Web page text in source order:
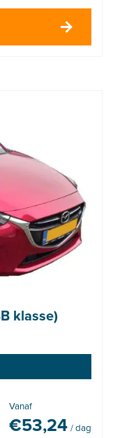
klasse)
Vanaf
€53,24 / dag